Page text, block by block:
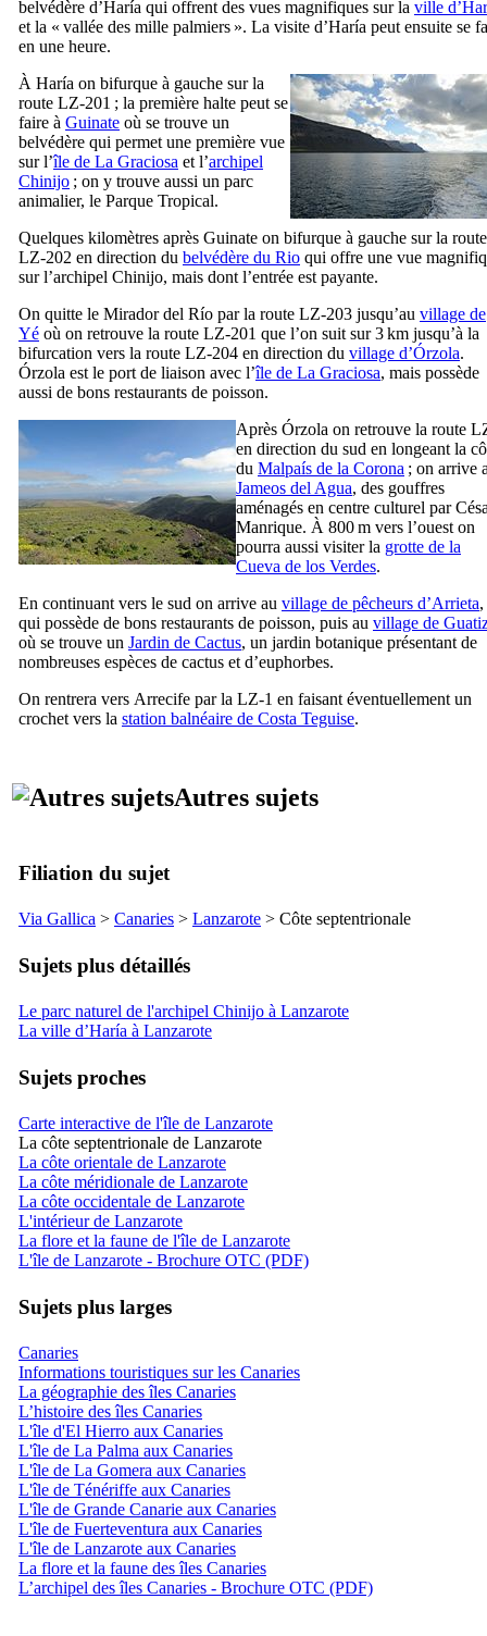
belvédère d’Haría qui offrent des vues magnifiques sur la ville d’
et la « vallée des mille palmiers ». La visite d’Haría peut ensuite se
en une heure.
À Haría on bifurque à gauche sur la
route LZ-201 ; la première halte peut se
faire à Guinate où se trouve un
belvédère qui permet une première vue
sur l’île de La Graciosa et l’archipel
Chinijo ; on y trouve aussi un parc
animalier, le Parque Tropical.
Quelques kilomètres après Guinate on bifurque à gauche sur la route
LZ-202 en direction du belvédère du Rio qui offre une vue
sur l’archipel Chinijo, mais dont l’entrée est payante.
On quitte le Mirador del Río par la route LZ-203 jusqu’au village de
Yé où on retrouve la route LZ-201 que l’on suit sur 3 km jusqu’à la
bifurcation vers la route LZ-204 en direction du village d’Órzola.
Órzola est le port de liaison avec l’île de La Graciosa, mais possède
aussi de bons restaurants de poisson.
Après Órzola on retrouve la route
en direction du sud en longeant la
du Malpaís de la Corona ; on arrive
Jameos del Agua, des gouffres
aménagés en centre culturel par
Manrique. À 800 m vers l’ouest on
pourra aussi visiter la grotte de la
Cueva de los Verdes.
En continuant vers le sud on arrive au village de pêcheurs d’Arrieta,
qui possède de bons restaurants de poisson, puis au village de
où se trouve un Jardin de Cactus, un jardin botanique présentant de
nombreuses espèces de cactus et d’euphorbes.
On rentrera vers Arrecife par la LZ-1 en faisant éventuellement un
crochet vers la station balnéaire de Costa Teguise.
Autres sujets
Filiation du sujet
Via Gallica > Canaries > Lanzarote > Côte septentrionale
Sujets plus détaillés
Le parc naturel de l'archipel Chinijo à Lanzarote
La ville d’Haría à Lanzarote
Sujets proches
Carte interactive de l'île de Lanzarote
La côte septentrionale de Lanzarote
La côte orientale de Lanzarote
La côte méridionale de Lanzarote
La côte occidentale de Lanzarote
L'intérieur de Lanzarote
La flore et la faune de l'île de Lanzarote
L'île de Lanzarote - Brochure OTC (PDF)
Sujets plus larges
Canaries
Informations touristiques sur les Canaries
La géographie des îles Canaries
L’histoire des îles Canaries
L'île d'El Hierro aux Canaries
L'île de La Palma aux Canaries
L'île de La Gomera aux Canaries
L'île de Ténériffe aux Canaries
L'île de Grande Canarie aux Canaries
L'île de Fuerteventura aux Canaries
L'île de Lanzarote aux Canaries
La flore et la faune des îles Canaries
L’archipel des îles Canaries - Brochure OTC (PDF)